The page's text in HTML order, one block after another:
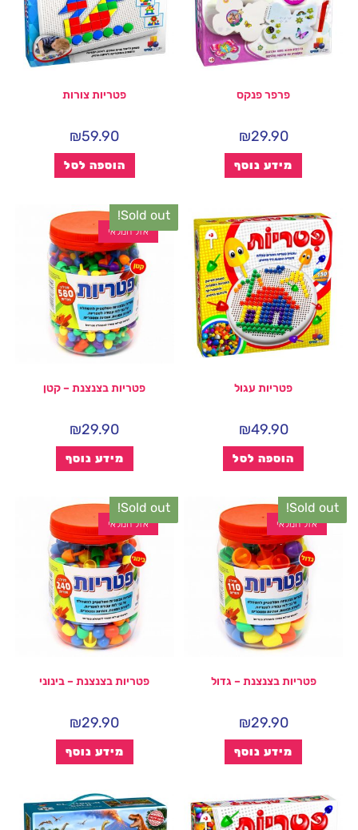
פרפר פנקס
₪29.90
מידע נוסף
פטריות צורות
₪59.90
הוספה לסל
פטריות עגול
₪49.90
הוספה לסל
Sold out!
אזל המלאי
פטריות בצנצנת – קטן
₪29.90
מידע נוסף
Sold out!
אזל המלאי
פטריות בצנצנת – גדול
₪29.90
מידע נוסף
Sold out!
אזל המלאי
פטריות בצנצנת – בינוני
₪29.90
מידע נוסף